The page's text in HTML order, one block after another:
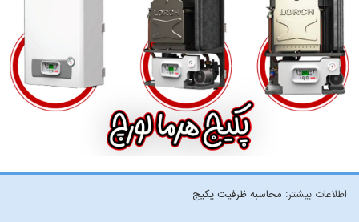
اطلاعات بیشتر: محاسبه ظرفیت پکیج